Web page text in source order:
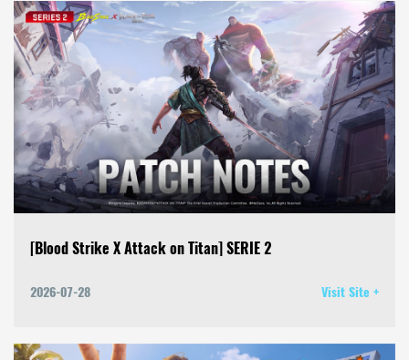
[Blood Strike X Attack on Titan] SERIE 2
2026-07-28 Visit Site +